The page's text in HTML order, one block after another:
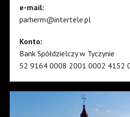
e-mail:
parherm@intertele.pl
Konto:
Bank Spółdzielczy w Tyczynie
52 9164 0008 2001 0002 4152